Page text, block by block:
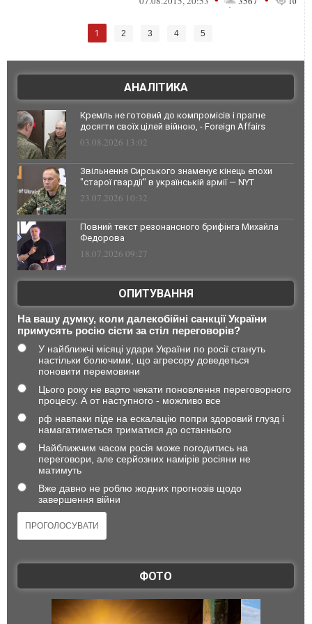
1 2 3 4 5
АНАЛІТИКА
Кремль не готовий до компромісів і прагне
досягти своїх цілей війною, - Foreign Affairs
03.08.2026 13:02
Звільнення Сирського знаменує кінець епохи
"старої гвардії" в українській армії — NYT
23.07.2026 10:32
Повний текст резонансного брифінга Михайла
Федорова
18.07.2026 09:27
ОПИТУВАННЯ
На вашу думку, коли далекобійні санкції України
примусять росію сісти за стіл переговорів?
У найближчі місяці удари України по росії стануть
настільки болючими, що агресору доведеться
поновити перемовини
Цього року не варто чекати поновлення переговорного
процесу. А от наступного - можливо все
рф навпаки піде на ескалацію попри здоровий глузд і
намагатиметься триматися до останнього
Найближчим часом росія може погодитись на
переговори, але серйозних намірів росіяни не
матимуть
Вже давно не роблю жодних прогнозів щодо
завершення війни
ФОТО